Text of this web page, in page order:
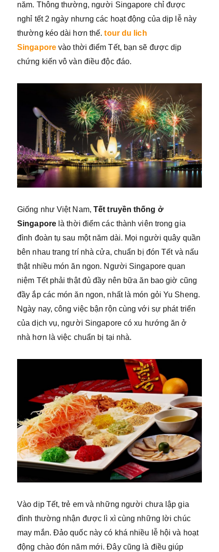
năm. Thông thường, người Singapore chỉ được
nghỉ tết 2 ngày nhưng các hoạt động của dịp lễ này
thường kéo dài hơn thế.tour du lich
Singaporevào thời điểm Tết, bạn sẽ được dịp
chứng kiến vô vàn điều độc đáo.
Giống như Việt Nam, Tết truyền thống ở
Singaporelà thời điểm các thành viên trong gia
đình đoàn tụ sau một năm dài. Mọi người quây quần
bên nhau trang trí nhà cửa, chuẩn bị đón Tết và nấu
thật nhiều món ăn ngon. Người Singapore quan
niệm Tết phải thật đủ đầy nên bữa ăn bao giờ cũng
đầy ắp các món ăn ngon, nhất là món gỏi Yu Sheng.
Ngày nay, công việc bận rộn cùng với sự phát triển
của dịch vụ, người Singapore có xu hướng ăn ở
nhà hơn là việc chuẩn bị tại nhà.
Vào dịp Tết, trẻ em và những người chưa lập gia
đình thường nhận được lì xì cùng những lời chúc
may mắn. Đảo quốc này có khá nhiều lễ hội và hoạt
động chào đón năm mới. Đây cũng là điều giúp